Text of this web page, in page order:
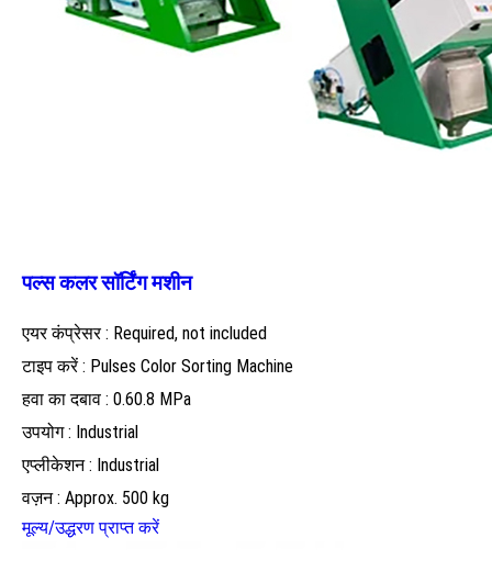
पल्स कलर सॉर्टिंग मशीन
एयर कंप्रेसर : Required, not included
टाइप करें : Pulses Color Sorting Machine
हवा का दबाव : 0.60.8 MPa
उपयोग : Industrial
एप्लीकेशन : Industrial
वज़न : Approx. 500 kg
मूल्य/उद्धरण प्राप्त करें